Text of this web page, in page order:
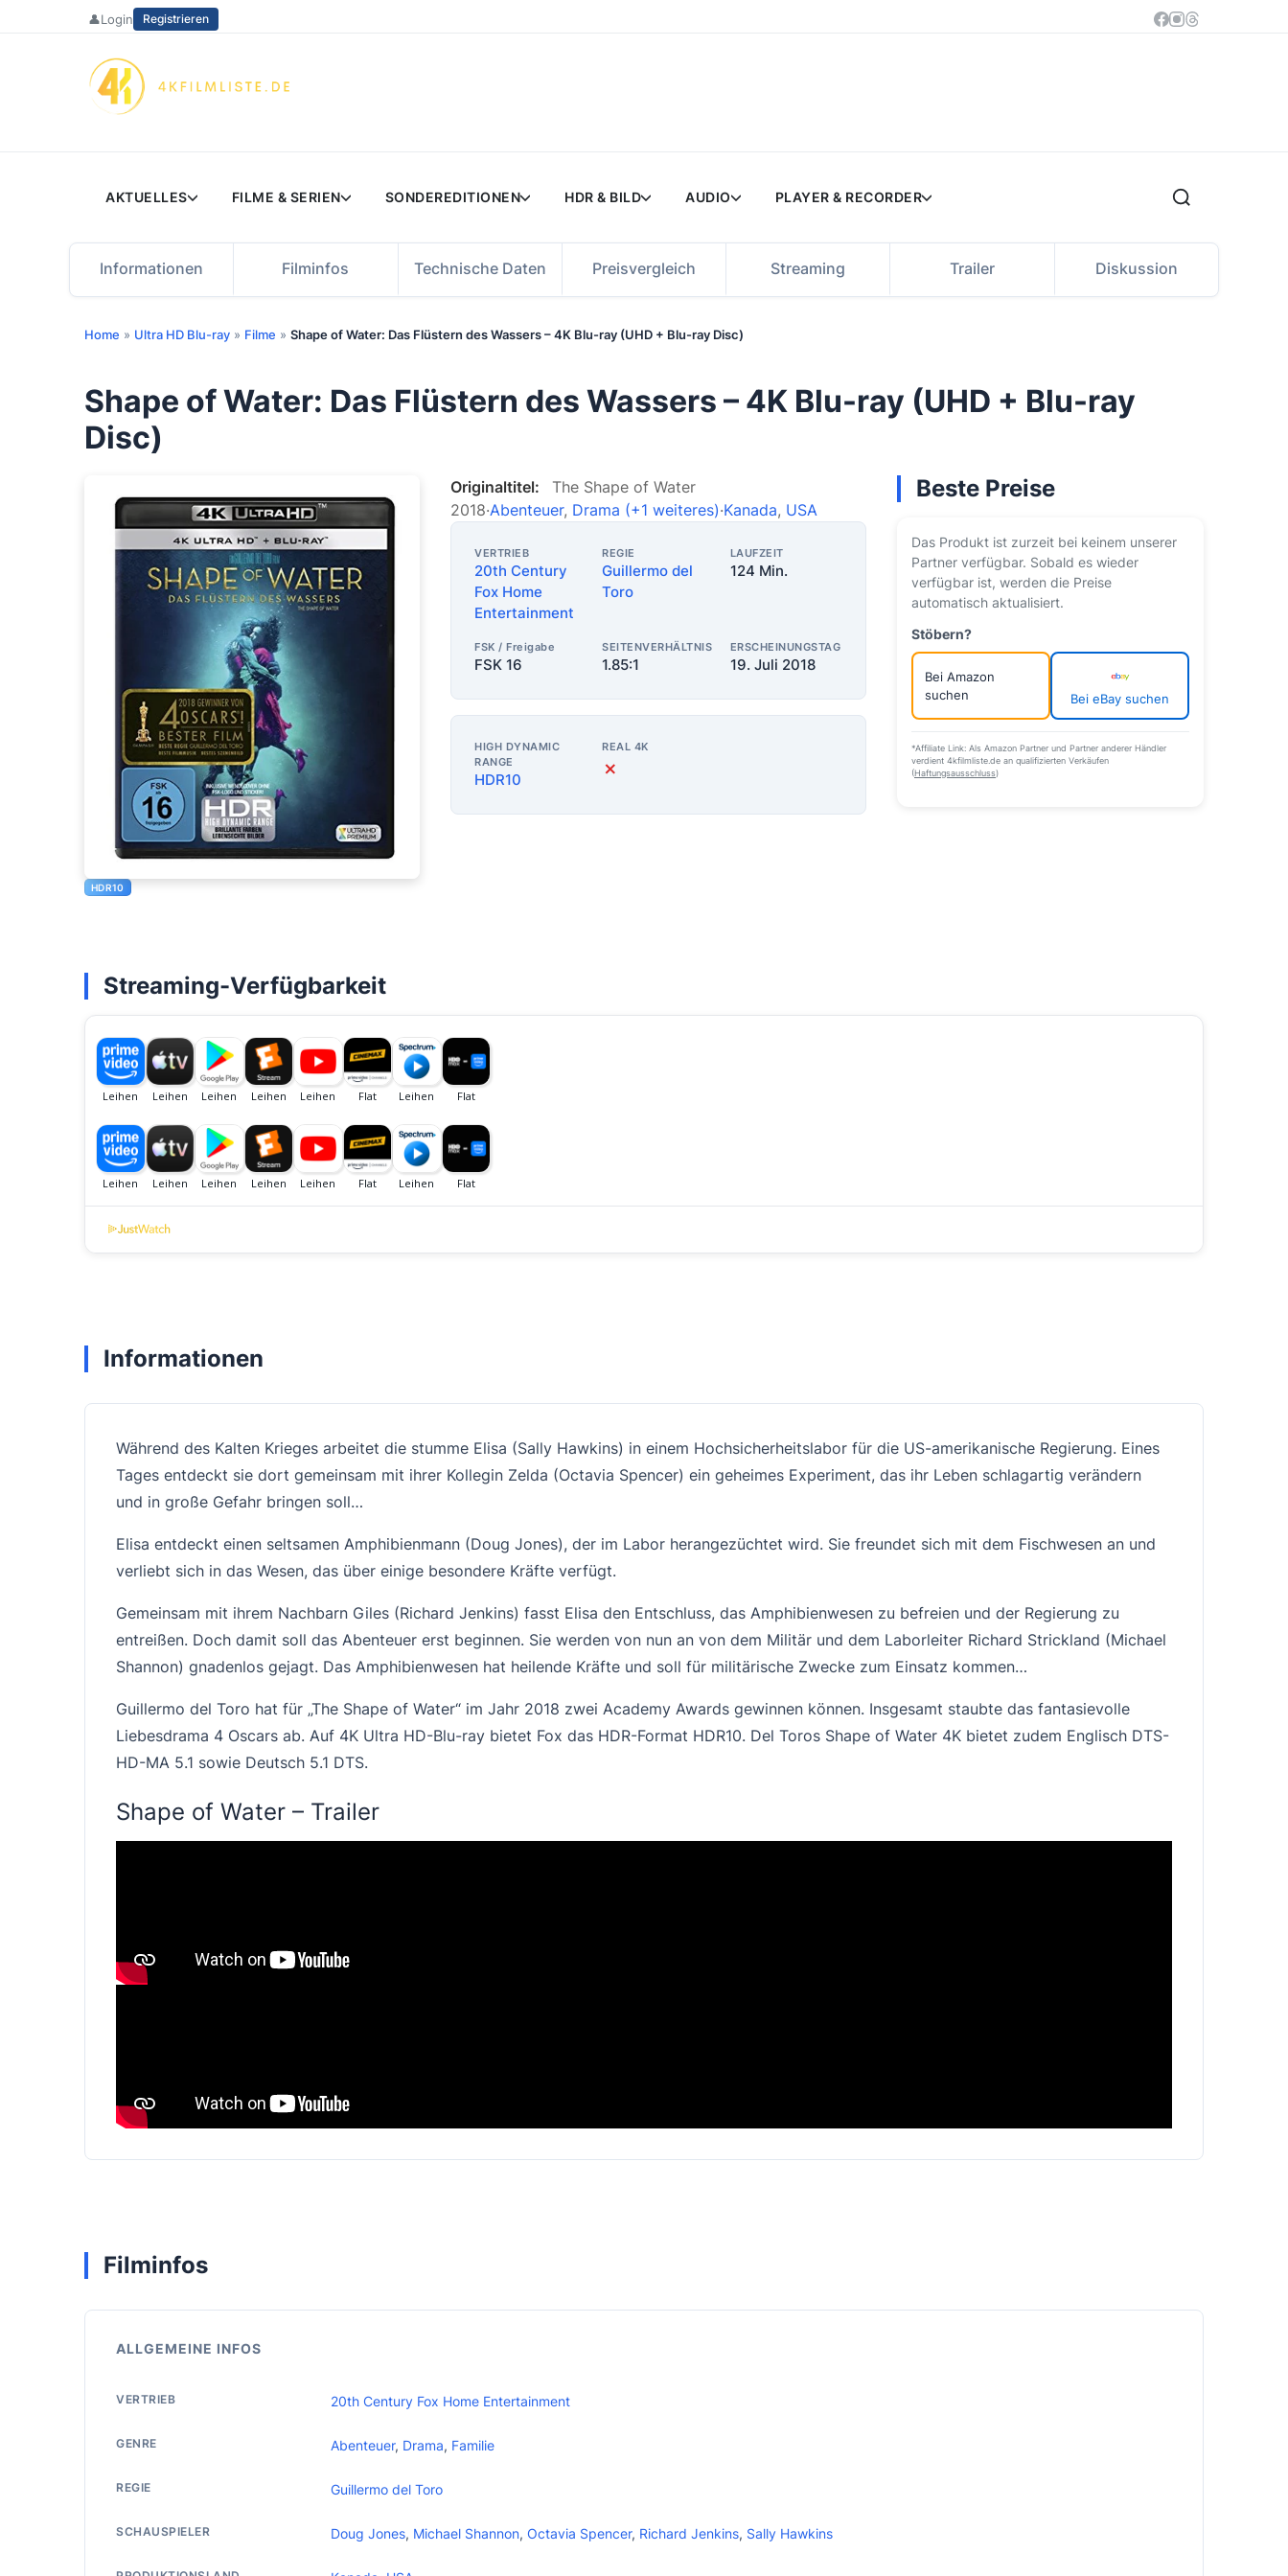
👤Login Registrieren
AKTUELLES FILME & SERIEN SONDEREDITIONEN HDR & BILD AUDIO PLAYER & RECORDER
Informationen Filminfos Technische Daten Preisvergleich Streaming Trailer Diskussion
Home » Ultra HD Blu-ray » Filme » Shape of Water: Das Flüstern des Wassers – 4K Blu-ray (UHD + Blu-ray Disc)
Shape of Water: Das Flüstern des Wassers – 4K Blu-ray (UHD + Blu-ray
Disc)
HDR10
Originaltitel:
The Shape of Water
2018·Abenteuer, Drama (+1 weiteres)·Kanada, USA
VERTRIEB
20th Century
Fox Home
Entertainment
REGIE
Guillermo del
Toro
LAUFZEIT
124 Min.
FSK / Freigabe
FSK 16
SEITENVERHÄLTNIS
1.85:1
ERSCHEINUNGSTAG
19. Juli 2018
HIGH DYNAMIC
RANGE
HDR10
REAL 4K
✗
Beste Preise
Das Produkt ist zurzeit bei keinem unserer
Partner verfügbar. Sobald es wieder
verfügbar ist, werden die Preise
automatisch aktualisiert.
Stöbern?
Bei Amazon
suchen
Bei eBay suchen
*Affiliate Link: Als Amazon Partner und Partner anderer Händler
verdient 4kfilmliste.de an qualifizierten Verkäufen
(Haftungsausschluss)
Streaming-Verfügbarkeit
Informationen
Während des Kalten Krieges arbeitet die stumme Elisa (Sally Hawkins) in einem Hochsicherheitslabor für die US-amerikanische Regierung. Eines
Tages entdeckt sie dort gemeinsam mit ihrer Kollegin Zelda (Octavia Spencer) ein geheimes Experiment, das ihr Leben schlagartig verändern
und in große Gefahr bringen soll…
Elisa entdeckt einen seltsamen Amphibienmann (Doug Jones), der im Labor herangezüchtet wird. Sie freundet sich mit dem Fischwesen an und
verliebt sich in das Wesen, das über einige besondere Kräfte verfügt.
Gemeinsam mit ihrem Nachbarn Giles (Richard Jenkins) fasst Elisa den Entschluss, das Amphibienwesen zu befreien und der Regierung zu
entreißen. Doch damit soll das Abenteuer erst beginnen. Sie werden von nun an von dem Militär und dem Laborleiter Richard Strickland (Michael
Shannon) gnadenlos gejagt. Das Amphibienwesen hat heilende Kräfte und soll für militärische Zwecke zum Einsatz kommen…
Guillermo del Toro hat für „The Shape of Water“ im Jahr 2018 zwei Academy Awards gewinnen können. Insgesamt staubte das fantasievolle
Liebesdrama 4 Oscars ab. Auf 4K Ultra HD-Blu-ray bietet Fox das HDR-Format HDR10. Del Toros Shape of Water 4K bietet zudem Englisch DTS-
HD-MA 5.1 sowie Deutsch 5.1 DTS.
Shape of Water – Trailer
Filminfos
ALLGEMEINE INFOS
VERTRIEB 20th Century Fox Home Entertainment
GENRE Abenteuer, Drama, Familie
REGIE Guillermo del Toro
SCHAUSPIELER Doug Jones, Michael Shannon, Octavia Spencer, Richard Jenkins, Sally Hawkins